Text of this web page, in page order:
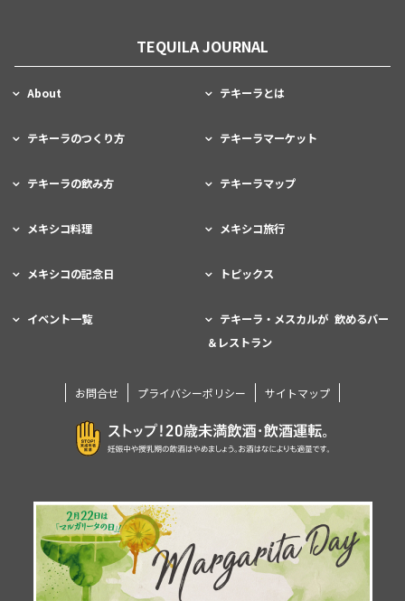
TEQUILA JOURNAL
About テキーラとは
テキーラのつくり方 テキーラマーケット
テキーラの飲み方 テキーラマップ
メキシコ料理 メキシコ旅行
メキシコの記念日 トピックス
イベント一覧
テキーラ・メスカルが 飲めるバー
＆レストラン
お問合せ プライバシーポリシー サイトマップ